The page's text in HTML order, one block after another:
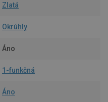
Zlatá
Okrúhly
Áno
1-funkčná
Áno